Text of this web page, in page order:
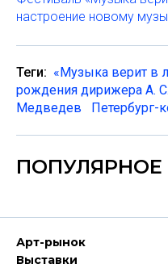
настроение новому
Теги: «Музыка верит в
рождения дирижера А.
Медведев
Петербург-
ПОПУЛЯРНОЕ
Арт-рынок
Выставки